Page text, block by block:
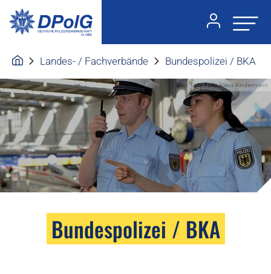
Landes- / Fachverbände Bundespolizei / BKA
Foto:Foto: Klaus Kindermann
Bundespolizei / BKA